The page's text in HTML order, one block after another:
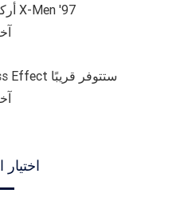
أركيد تحت عنوان X-Men '97
أول لعبة لوحية لـ Mass Effect ستتوفر قريبًا
اختيار